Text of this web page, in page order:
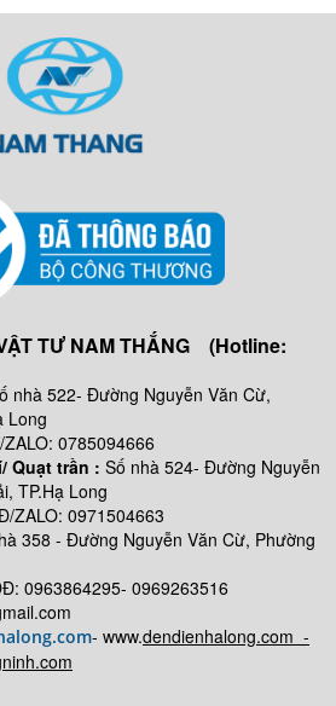
TƯ NAM THẮNG (Hotline:
nhà 522- Đường Nguyễn Văn Cừ,
Long
Quạt trần : Số nhà 524- Đường Nguyễn
TP.Hạ Long
358 - Đường Nguyễn Văn Cừ, Phường
0969263516
- www.dendienhalong.com -